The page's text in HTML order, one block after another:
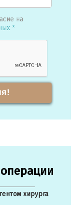
на
*
хирурга